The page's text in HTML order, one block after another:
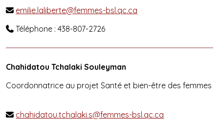
 emilie.laliberte@femmes-bsl.qc.ca
 Téléphone : 438-807-2726
Chahidatou Tchalaki Souleyman
Coordonnatrice au projet Santé et bien-être des femmes
 chahidatou.tchalaki.s@femmes-bsl.qc.ca